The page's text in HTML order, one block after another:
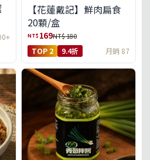
【花蓮戴記】鮮肉扁食
20顆/盒
NT$ 169NT$ 180
TOP 2 9.4折 月銷 87